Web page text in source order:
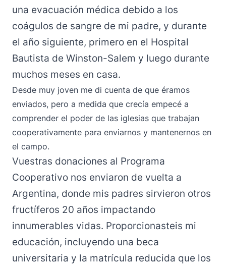
una evacuación médica debido a los
coágulos de sangre de mi padre, y durante
el año siguiente, primero en el Hospital
Bautista de Winston-Salem y luego durante
muchos meses en casa.
Desde muy joven me di cuenta de que éramos
enviados, pero a medida que crecía empecé a
comprender el poder de las iglesias que trabajan
cooperativamente para enviarnos y mantenernos en
el campo.
Vuestras donaciones al Programa
Cooperativo nos enviaron de vuelta a
Argentina, donde mis padres sirvieron otros
fructíferos 20 años impactando
innumerables vidas. Proporcionasteis mi
educación, incluyendo una beca
universitaria y la matrícula reducida que los